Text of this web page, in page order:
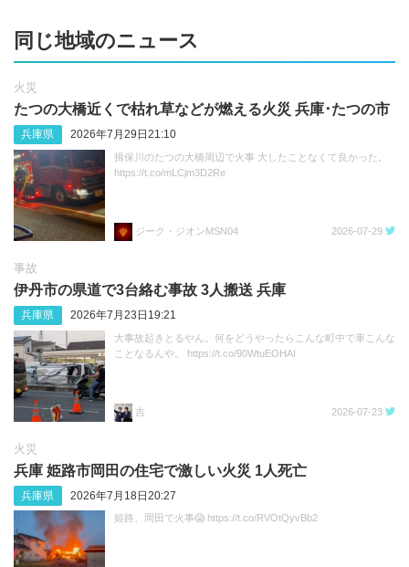
同じ地域のニュース
火災
たつの大橋近くで枯れ草などが燃える火災 兵庫･たつの市
兵庫県 2026年7月29日21:10
揖保川のたつの大橋周辺で火事 大したことなくて良かった。
https://t.co/mLCjm3D2Re
ジーク・ジオンMSN04 2026-07-29
事故
伊丹市の県道で3台絡む事故 3人搬送 兵庫
兵庫県 2026年7月23日19:21
大事故起きとるやん。何をどうやったらこんな町中で車こんな
ことなるんや。 https://t.co/90WtuEOHAI
吉 2026-07-23
火災
兵庫 姫路市岡田の住宅で激しい火災 1人死亡
兵庫県 2026年7月18日20:27
姫路、岡田で火事😱 https://t.co/RVOtQyvBb2